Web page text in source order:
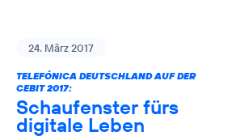
24. März 2017
TELEFÓNICA DEUTSCHLAND AUF DER
CEBIT 2017:
Schaufenster fürs
digitale Leben